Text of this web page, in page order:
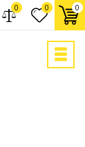
0 0 0